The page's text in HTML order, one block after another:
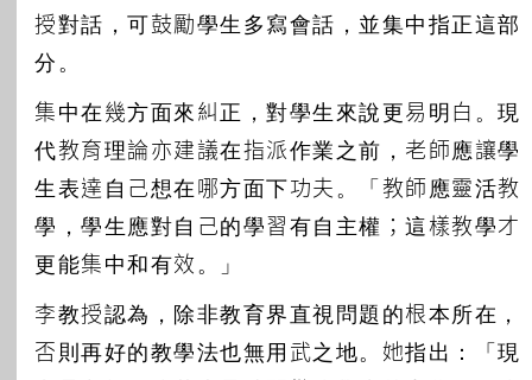
授對話，可鼓勵學生多寫會話，並集中指正這部
分。
集中在幾方面來糾正，對學生來說更易明白。現
代教育理論亦建議在指派作業之前，老師應讓學
生表達自己想在哪方面下功夫。「教師應靈活教
學，學生應對自己的學習有自主權；這樣教學才
更能集中和有效。」
李教授認為，除非教育界直視問題的根本所在，
否則再好的教學法也無用武之地。她指出：「現